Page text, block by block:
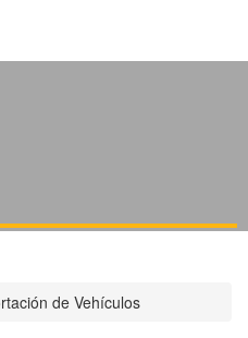
de Vehículos